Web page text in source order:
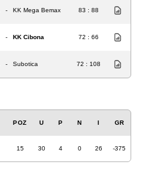
- KK Mega Bemax 83 : 88
- KK Cibona 72 : 66
- Subotica 72 : 108
POZ U P N I GR
15 30 4 0 26 -375